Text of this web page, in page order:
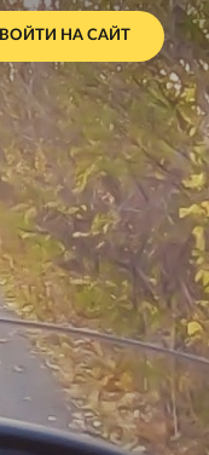
ВОЙТИ НА САЙТ